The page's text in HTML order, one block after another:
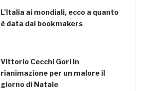
L’Italia ai mondiali, ecco a quanto
è data dai bookmakers
Vittorio Cecchi Gori in
rianimazione per un malore il
giorno di Natale